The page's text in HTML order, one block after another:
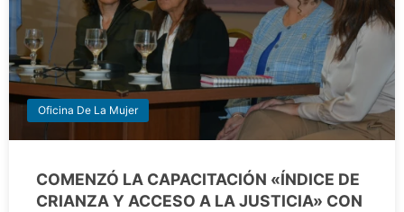
Oficina De La Mujer
COMENZÓ LA CAPACITACIÓN «ÍNDICE DE
CRIANZA Y ACCESO A LA JUSTICIA» CON